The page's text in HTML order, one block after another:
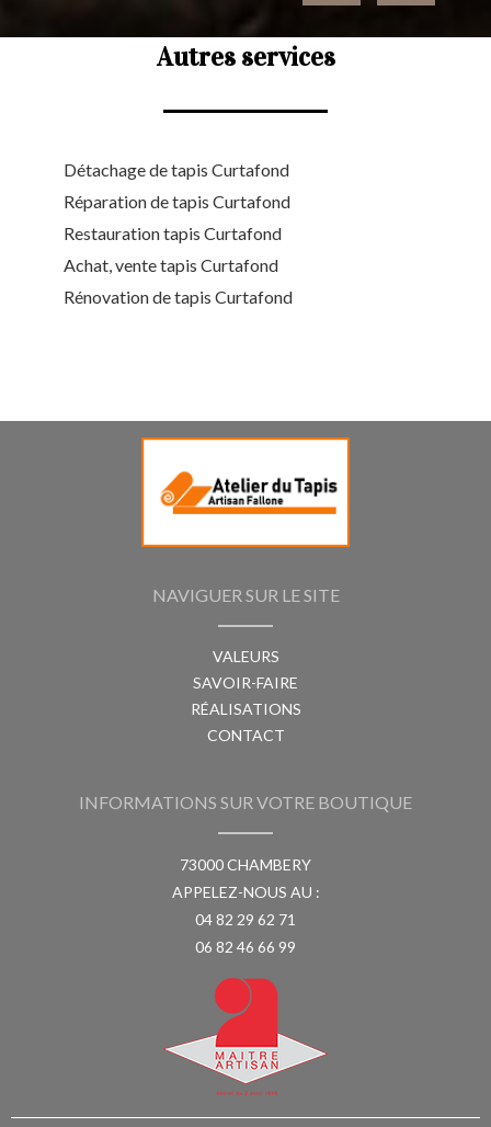
Autres services
Détachage de tapis Curtafond
Réparation de tapis Curtafond
Restauration tapis Curtafond
Achat, vente tapis Curtafond
Rénovation de tapis Curtafond
NAVIGUER SUR LE SITE
VALEURS
SAVOIR-FAIRE
RÉALISATIONS
CONTACT
INFORMATIONS SUR VOTRE BOUTIQUE
73000 CHAMBERY
APPELEZ-NOUS AU :
04 82 29 62 71
06 82 46 66 99